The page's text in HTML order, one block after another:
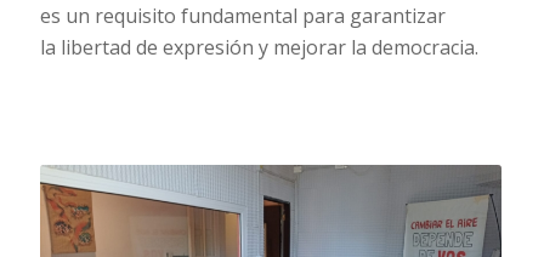
es un requisito fundamental para garantizar
la libertad de expresión y mejorar la democracia.